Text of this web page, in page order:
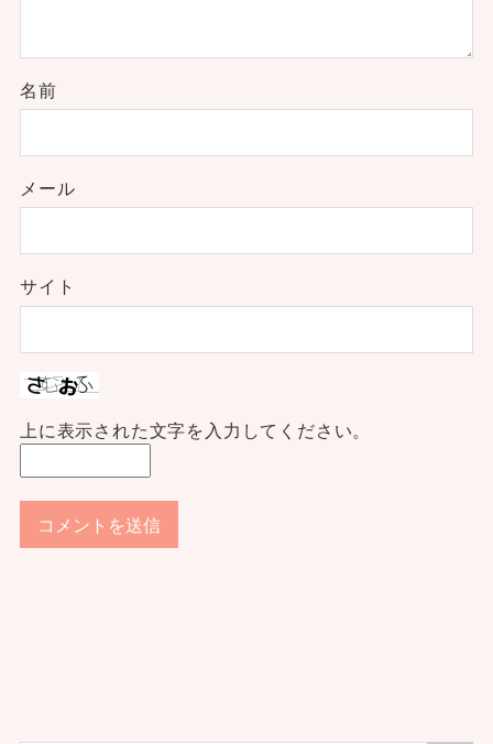
名前
メール
サイト
上に表示された文字を入力してください。